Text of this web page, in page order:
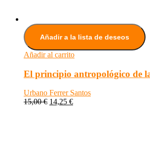
Añadir a la lista de deseos
Añadir al carrito
El principio antropológico de
Urbano Ferrer Santos
15,00€ 14,25 €